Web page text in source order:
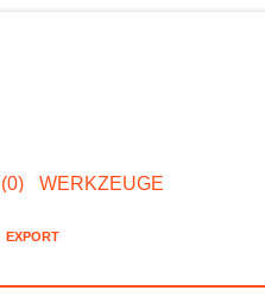
WERKZEUGE
EXPORT